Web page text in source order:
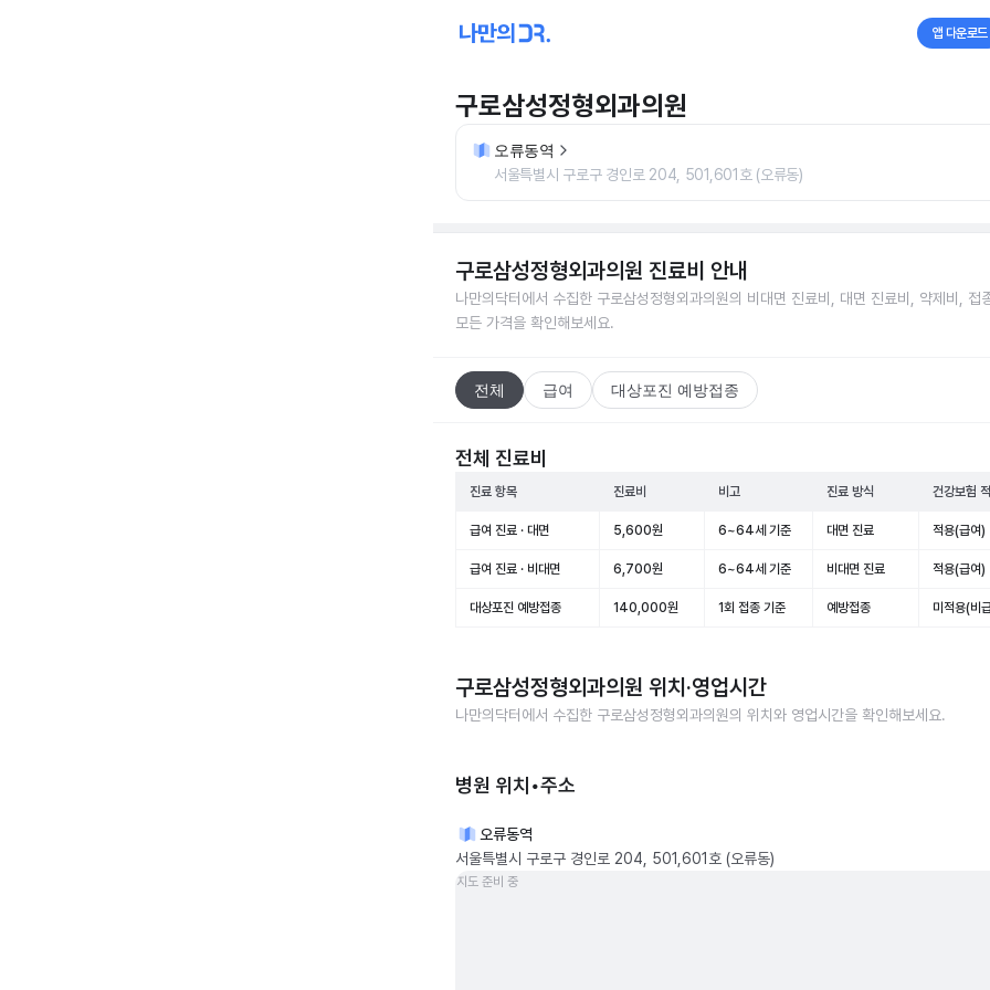
앱 다운로드
구로삼성정형외과의원
오류동역
서울특별시 구로구 경인로 204, 501,601호 (오류동)
구로삼성정형외과의원 진료비 안내
나만의닥터에서 수집한 구로삼성정형외과의원의 비대면 진료비, 대면 진료비, 약제비, 접
모든 가격을 확인해보세요.
전체 급여 대상포진 예방접종
전체 진료비
진료 항목 진료비 비고 진료 방식 건강보험
급여 진료 · 대면 5,600원 6~64세 기준 대면 진료 적용(급여)
급여 진료 · 비대면 6,700원 6~64세 기준 비대면 진료 적용(급여)
대상포진 예방접종 140,000원 1회 접종 기준 예방접종 미적용(비
구로삼성정형외과의원 위치·영업시간
나만의닥터에서 수집한 구로삼성정형외과의원의 위치와 영업시간을 확인해보세요.
병원 위치•주소
오류동역
서울특별시 구로구 경인로 204, 501,601호 (오류동)
지도 준비 중